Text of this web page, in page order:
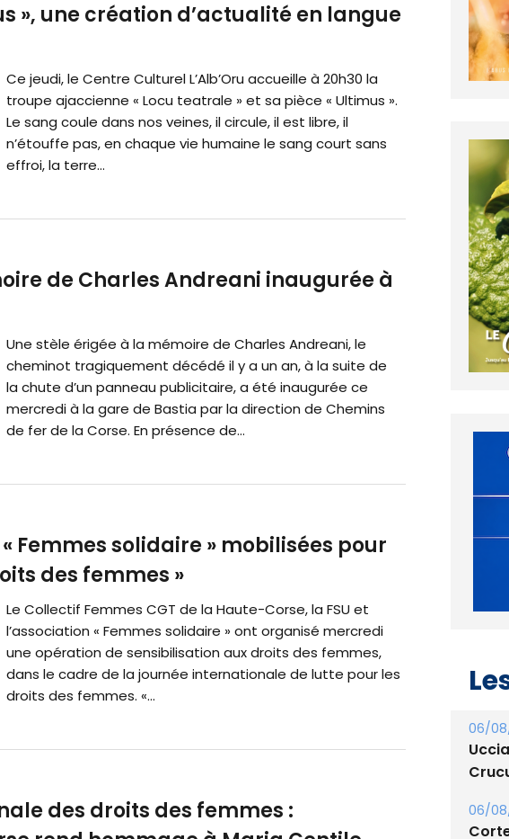
», une création d’actualité en langue
Ce jeudi, le Centre Culturel L’Alb’Oru accueille à 20h30 la
troupe ajaccienne « Locu teatrale » et sa pièce « Ultimus ».
Le sang coule dans nos veines, il circule, il est libre, il
n’étouffe pas, en chaque vie humaine le sang court sans
effroi, la terre...
de Charles Andreani inaugurée à
Une stèle érigée à la mémoire de Charles Andreani, le
cheminot tragiquement décédé il y a un an, à la suite de
la chute d’un panneau publicitaire, a été inaugurée ce
mercredi à la gare de Bastia par la direction de Chemins
de fer de la Corse. En présence de...
« Femmes solidaire » mobilisées pour
des femmes »
Le Collectif Femmes CGT de la Haute-Corse, la FSU et
l’association « Femmes solidaire » ont organisé mercredi
une opération de sensibilisation aux droits des femmes,
dans le cadre de la journée internationale de lutte pour les
droits des femmes. «...
des droits des femmes :
06/
06/